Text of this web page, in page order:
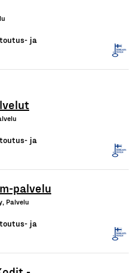
ja
ja
palvelu
Palvelu
ja